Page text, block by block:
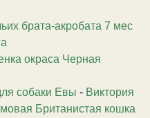
брата-акробата 7 мес
окраса Черная
собаки Евы - Виктория
Британистая кошка